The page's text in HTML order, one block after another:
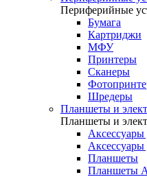
Периферийные
Бумага
Картриджи
МФУ
Принтеры
Сканеры
Шредеры
Планшеты и
Планшеты и
Планшеты
Планшеты